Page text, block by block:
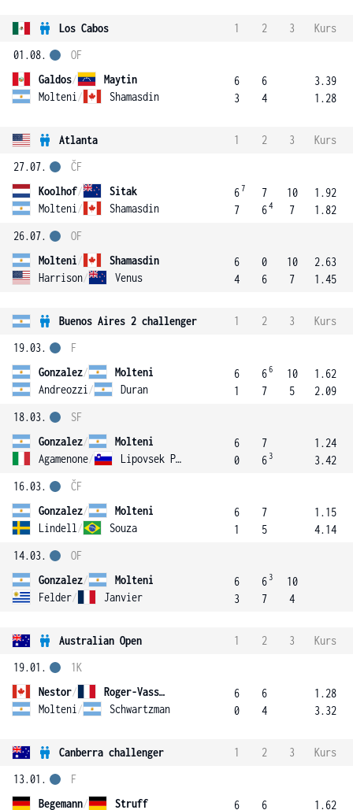
Los Cabos 1 2 3
Kurs
01.08.
Galdos/
Maytin
Molteni / Shamasdin
OF
6
3
6
4
3.39
1.28
Atlanta 1 2 3
Kurs
27.07.
Koolhof/
Sitak
Molteni / Shamasdin
ČF
67
7
7
64
10
7
1.92
1.82
26.07.
Molteni/
Shamasdin
Harrison/ Venus
OF
6
4
0
6
10
7
2.63
1.45
Buenos Aires 2 challenger 1 2 3
Kurs
19.03.
Gonzalez/
Molteni
Andreozzi / Duran
F
6
1
66
7
10
5
1.62
2.09
18.03.
Gonzalez/
Molteni
Agamenone/ Lipovsek Puches
SF
6
0
7
6 3
1.24
3.42
16.03.
Gonzalez/
Molteni
Lindell / Souza
ČF
6
1
7
5
1.15
4.14
14.03.
Gonzalez/
Molteni
Felder/ Janvier
OF
6
3
6 3
7
10
4
Australian Open 1 2 3
Kurs
19.01.
Nestor/
Roger-Vasselin
Molteni / Schwartzman
1K
6
0
6
4
1.28
3.32
Canberra challenger 1 2 3
Kurs
13.01.
Begemann/ Struff
F
6
6 1.62